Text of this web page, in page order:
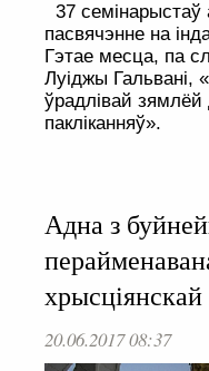
37 семінарыстаў
пасвячэнне на
Гэтае месца, па
Луіджы Гальвані,
ўрадлівай зямлёй
пакліканняў».
Адна з
20.06.2017 08:37